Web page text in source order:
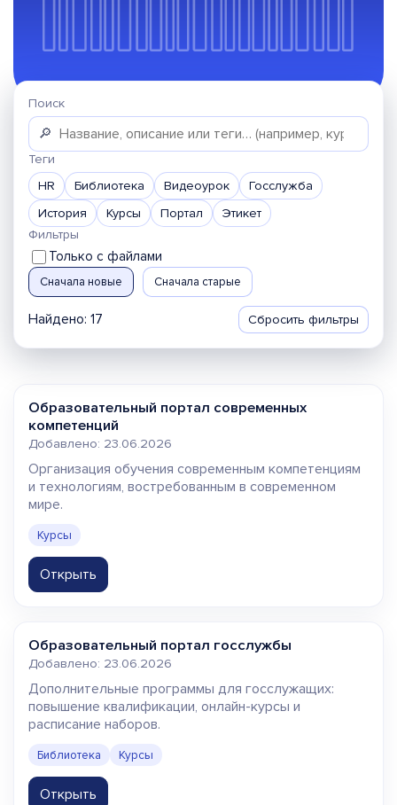
Поиск
🔎
Теги
HR
Библиотека Видеоурок
Госслужба
История
Курсы Портал
Этикет
Фильтры
Только с файлами
Сначала новые Сначала старые
Найдено: 17 Сбросить фильтры
Образовательный портал современных
компетенций
Добавлено: 23.06.2026
Организация обучения современным компетенциям
и технологиям, востребованным в современном
мире.
Курсы
Открыть
Образовательный портал госслужбы
Добавлено: 23.06.2026
Дополнительные программы для госслужащих:
повышение квалификации, онлайн-курсы и
расписание наборов.
Библиотека Курсы
Открыть